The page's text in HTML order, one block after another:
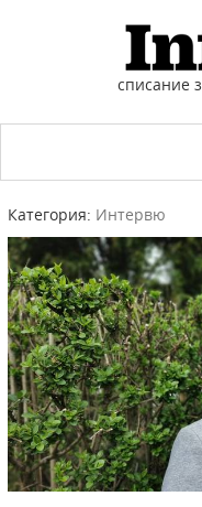
списание
Категория: Интервю